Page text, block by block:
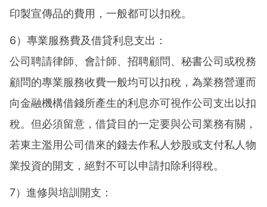
印製宣傳品的費用，一般都可以扣稅。
6）專業服務費及借貸利息支出：
公司聘請律師、會計師、招聘顧問、秘書公司或稅務
顧問的專業服務收費一般均可以扣稅，為業務營運而
向金融機構借錢所產生的利息亦可視作公司支出以扣
稅。但必須留意，借貸目的一定要與公司業務有關，
若東主濫用公司借來的錢去作私人炒股或支付私人物
業投資的開支，絕對不可以申請扣除利得稅。
7）進修與培訓開支：